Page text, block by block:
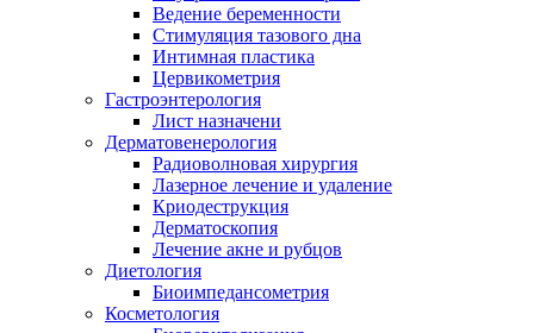
Ведение беременности
Стимуляция тазового дна
Интимная пластика
Цервикометрия
Гастроэнтерология
Лист назначени
Дерматовенерология
Радиоволновая хирургия
Лазерное лечение и удаление
Криодеструкция
Дерматоскопия
Лечение акне и рубцов
Диетология
Биоимпедансометрия
Косметология